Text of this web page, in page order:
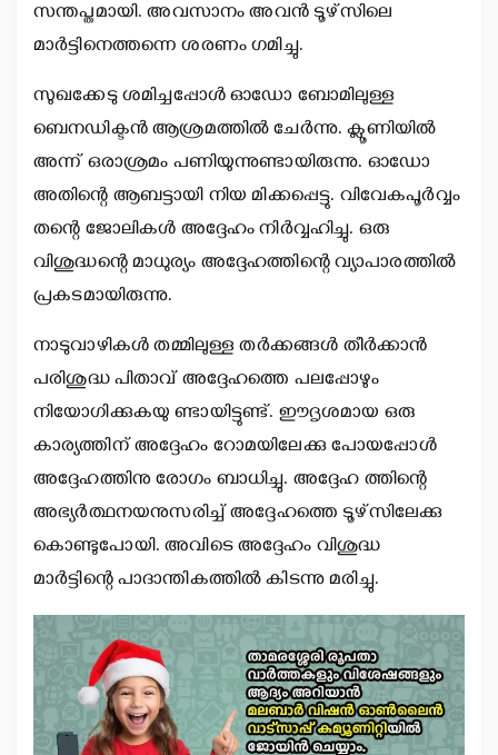
സന്തപ്തമായി. അവസാനം അവന്‍ ടൂഴ്‌സിലെ
മാര്‍ട്ടിനെത്തന്നെ ശരണം ഗമിച്ചു.
സുഖക്കേടു ശമിച്ചപ്പോള്‍ ഓഡോ ബോമിലുള്ള
ബെനഡിക്ടന്‍ ആശ്രമത്തില്‍ ചേര്‍ന്നു. ക്ലൂണിയില്‍
അന്ന് ഒരാശ്രമം പണിയുന്നുണ്ടായിരുന്നു. ഓഡോ
അതിന്റെ ആബട്ടായി നിയ മിക്കപ്പെട്ടു. വിവേകപൂര്‍വ്വം
തന്റെ ജോലികള്‍ അദ്ദേഹം നിര്‍വ്വഹിച്ചു. ഒരു
വിശുദ്ധന്റെ മാധുര്യം അദ്ദേഹത്തിന്റെ വ്യാപാരത്തില്‍
പ്രകടമായിരുന്നു.
നാടുവാഴികള്‍ തമ്മിലുള്ള തര്‍ക്കങ്ങള്‍ തീര്‍ക്കാന്‍
പരിശുദ്ധ പിതാവ് അദ്ദേഹത്തെ പലപ്പോഴും
നിയോഗിക്കുകയു ണ്ടായിട്ടുണ്ട്. ഈദൃശമായ ഒരു
കാര്യത്തിന് അദ്ദേഹം റോമയിലേക്കു പോയപ്പോള്‍
അദ്ദേഹത്തിനു രോഗം ബാധിച്ചു. അദ്ദേഹ ത്തിന്റെ
അഭ്യര്‍ത്ഥനയനുസരിച്ച് അദ്ദേഹത്തെ ടൂഴ്‌സിലേക്കു
കൊണ്ടുപോയി. അവിടെ അദ്ദേഹം വിശുദ്ധ
മാര്‍ട്ടിന്റെ പാദാന്തികത്തില്‍ കിടന്നു മരിച്ചു.